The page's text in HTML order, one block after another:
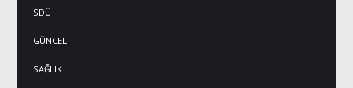
SDÜ
GÜNCEL
SAĞLIK